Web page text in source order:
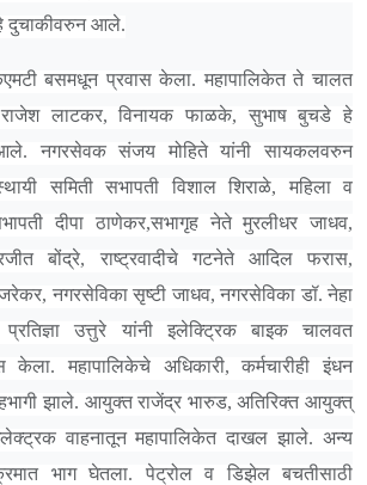
दुचाकीवरुन आले.
बसमधून प्रवास केला. महापालिकेत ते चालत
राजेश लाटकर, विनायक फाळके, सुभाष बुचडे हे
नगरसेवक संजय मोहिते यांनी सायकलवरुन
समिती सभापती विशाल शिराळे, महिला व
दीपा ठाणेकर,सभागृह नेते मुरलीधर जाधव,
बोंद्रे, राष्ट्रवादीचे गटनेते आदिल फरास,
नगरसेविका सृष्टी जाधव, नगरसेविका डॉ. नेहा
उत्तुरे यांनी इलेक्ट्रिक बाइक चालवत
केला. महापालिकेचे अधिकारी, कर्मचारीही इंधन
झाले. आयुक्त राजेंद्र भारुड, अतिरिक्त आयुक्त्
वाहनातून महापालिकेत दाखल झाले. अन्य
भाग घेतला. पेट्रोल व डिझेल बचतीसाठी